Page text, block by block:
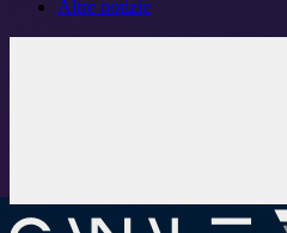
Altre notizie